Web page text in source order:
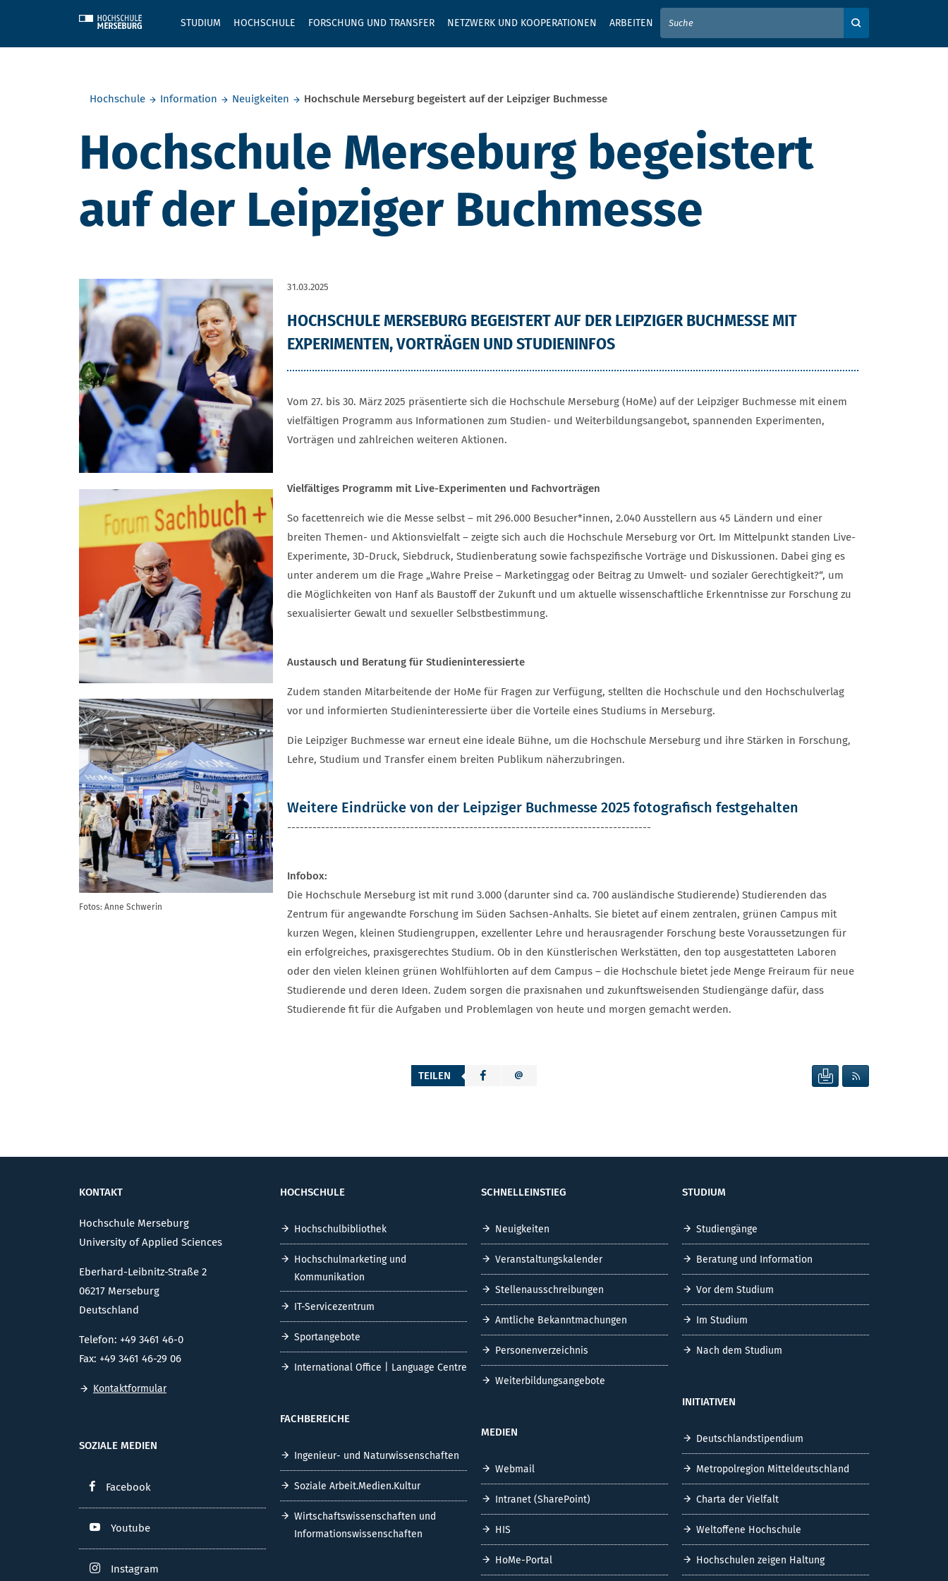
STUDIUM HOCHSCHULE FORSCHUNG UND TRANSFER NETZWERK UND KOOPERATIONEN ARBEITEN
GEBEN SIE HIER IHREN SUCHBEGRIFF EIN
Hochschule
Information Neuigkeiten Hochschule Merseburg begeistert auf der Leipziger Buchmesse
Hochschule Merseburg begeistert
auf der Leipziger Buchmesse
Fotos: Anne Schwerin
31.03.2025
HOCHSCHULE MERSEBURG BEGEISTERT AUF DER LEIPZIGER BUCHMESSE MIT
EXPERIMENTEN, VORTRÄGEN UND STUDIENINFOS
Vom 27. bis 30. März 2025 präsentierte sich die Hochschule Merseburg (HoMe) auf der Leipziger Buchmesse mit einem
vielfältigen Programm aus Informationen zum Studien- und Weiterbildungsangebot, spannenden Experimenten,
Vorträgen und zahlreichen weiteren Aktionen.
Vielfältiges Programm mit Live-Experimenten und Fachvorträgen
So facettenreich wie die Messe selbst – mit 296.000 Besucher*innen, 2.040 Ausstellern aus 45 Ländern und einer
breiten Themen- und Aktionsvielfalt – zeigte sich auch die Hochschule Merseburg vor Ort. Im Mittelpunkt standen Live-
Experimente, 3D-Druck, Siebdruck, Studienberatung sowie fachspezifische Vorträge und Diskussionen. Dabei ging es
unter anderem um die Frage „Wahre Preise – Marketinggag oder Beitrag zu Umwelt- und sozialer Gerechtigkeit?“, um
die Möglichkeiten von Hanf als Baustoff der Zukunft und um aktuelle wissenschaftliche Erkenntnisse zur Forschung zu
sexualisierter Gewalt und sexueller Selbstbestimmung.
Austausch und Beratung für Studieninteressierte
Zudem standen Mitarbeitende der HoMe für Fragen zur Verfügung, stellten die Hochschule und den Hochschulverlag
vor und informierten Studieninteressierte über die Vorteile eines Studiums in Merseburg.
Die Leipziger Buchmesse war erneut eine ideale Bühne, um die Hochschule Merseburg und ihre Stärken in Forschung,
Lehre, Studium und Transfer einem breiten Publikum näherzubringen.
Weitere Eindrücke von der Leipziger Buchmesse 2025 fotografisch festgehalten
--------------------------------------------------------------------------------------
Infobox:
Die Hochschule Merseburg ist mit rund 3.000 (darunter sind ca. 700 ausländische Studierende) Studierenden das
Zentrum für angewandte Forschung im Süden Sachsen-Anhalts. Sie bietet auf einem zentralen, grünen Campus mit
kurzen Wegen, kleinen Studiengruppen, exzellenter Lehre und herausragender Forschung beste Voraussetzungen für
ein erfolgreiches, praxisgerechtes Studium. Ob in den Künstlerischen Werkstätten, den top ausgestatteten Laboren
oder den vielen kleinen grünen Wohlfühlorten auf dem Campus – die Hochschule bietet jede Menge Freiraum für neue
Studierende und deren Ideen. Zudem sorgen die praxisnahen und zukunftsweisenden Studiengänge dafür, dass
Studierende fit für die Aufgaben und Problemlagen von heute und morgen gemacht werden.
TEILEN SEITE DRUCKEN
KONTAKT
Hochschule Merseburg
University of Applied Sciences
Eberhard-Leibnitz-Straße 2
06217 Merseburg
Deutschland
Telefon: +49 3461 46-0
Fax: +49 3461 46-29 06
Kontaktformular
SOZIALE MEDIEN
Facebook
Youtube
Instagram
HOCHSCHULE
Hochschulbibliothek
Hochschulmarketing und
Kommunikation
IT-Servicezentrum
Sportangebote
International Office | Language Centre
FACHBEREICHE
Ingenieur- und Naturwissenschaften
Soziale Arbeit.Medien.Kultur
Wirtschaftswissenschaften und
Informationswissenschaften
SCHNELLEINSTIEG
Neuigkeiten
Veranstaltungskalender
Stellenausschreibungen
Amtliche Bekanntmachungen
Personenverzeichnis
Weiterbildungsangebote
MEDIEN
Webmail
Intranet (SharePoint)
HIS
HoMe-Portal
STUDIUM
Studiengänge
Beratung und Information
Vor dem Studium
Im Studium
Nach dem Studium
INITIATIVEN
Deutschlandstipendium
Metropolregion Mitteldeutschland
Charta der Vielfalt
Weltoffene Hochschule
Hochschulen zeigen Haltung